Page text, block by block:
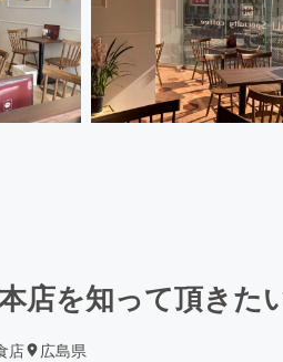
店を知って頂きた
店 広島県